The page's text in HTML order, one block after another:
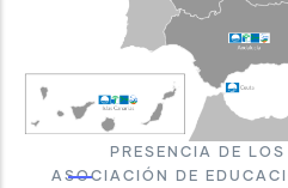
PRESENCIA DE
ASOCIACIÓN DE